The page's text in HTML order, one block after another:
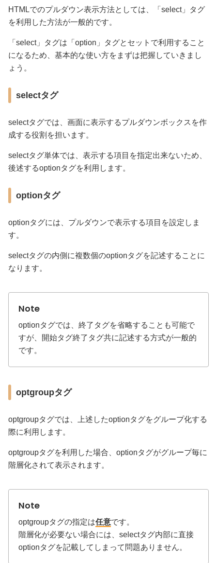
HTMLでのプルダウン表示方法としては、「select」タグ
を利用した方法が一般的です。
「select」タグは「option」タグとセットで利用すること
になるため、基本的な使い方をまずは把握していきまし
ょう。
selectタグ
selectタグでは、画面に表示するプルダウンボックスを作
成する役割を担います。
selectタグ単体では、表示する項目を指定出来ないため、
後述するoptionタグを利用します。
optionタグ
optionタグには、プルダウンで表示する項目を設定しま
す。
selectタグの内側に複数個のoptionタグを記述することに
なります。
optionタグでは、終了タグを省略することも可能で
すが、開始タグ終了タグ共に記述する方式が一般的
です。
optgroupタグ
optgroupタグでは、上述したoptionタグをグループ化する
際に利用します。
optgroupタグを利用した場合、optionタグがグループ毎に
階層化されて表示されます。
optgroupタグの指定は任意です。
階層化が必要ない場合には、selectタグ内部に直接
optionタグを記載してしまって問題ありません。